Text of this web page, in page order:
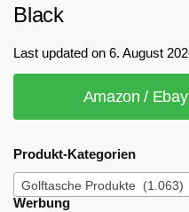
Black
Last updated on 6. August
Amazon /
Produkt-Kategorien
Golftasche Produkte (1.063)
Werbung